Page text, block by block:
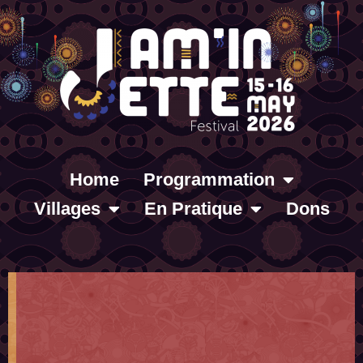
Home
Programmation
Villages
En Pratique Dons